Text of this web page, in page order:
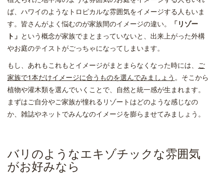
ば、ハワイのようなトロピカルな雰囲気をイメージする人もいま
す。皆さんがよく悩むのが家族間のイメージの違い。
「リゾー
ト」 という概念が家族でまとまっていないと、出来上がった外構
やお庭のテイストがごっちゃになってしまいます。
もし、あれもこれもとイメージがまとまらなくなった時には、 ご
家族で1本だけイメージに合うものを選んでみましょう 。そこから
植物や灌木類を選んでいくことで、自然と統一感が生まれます。
まずはご自分やご家族が憧れるリゾートはどのような感じなの
か、雑誌やネットでみんなのイメージを膨らませてみましょう。
バリのようなエキゾチックな雰囲気
がお好みなら